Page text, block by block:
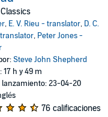
, E. V. Rieu - translator, D. C.
, Peter Jones -
Steve John Shepherd
17 h y 49 m
lanzamiento: 23-04-20
76 calificaciones